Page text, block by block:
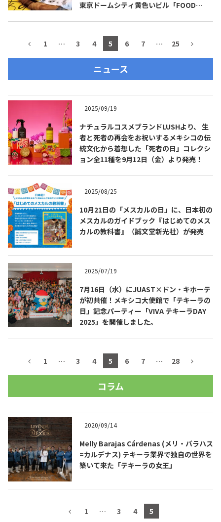
東京ドームシティ黄色いビル「FOOD
1 … 3 4 5 6 7 … 25
ニュース
2025/09/19
ナチュラルコスメブランドLUSHより、 生
者と死者の再会をお祝いするメキシコの伝
統文化から着想した「死者の日」コレクシ
ョン全11種を9月12日（金）より発売！
2025/08/25
10月21日の「メスカルの日」に、日本初の
メスカルのガイドブック『はじめてのメス
カルの教科書』（誠文堂新光社）が発売
2025/07/19
7月16日（水）にJUAST×ドン・キホーテ
が初共催！メキシコ大使館で「テキーラの
日」記念パーティー「VIVA テキーラDAY
2025」を開催しました。
1 … 3 4 5 6 7 … 28
コラム
2020/09/14
Melly Barajas Cárdenas (メリ・バラハス
=カルデナス) テキーラ業界で独自の世界を
築いて来た「テキーラの女王」
1 … 3 4 5